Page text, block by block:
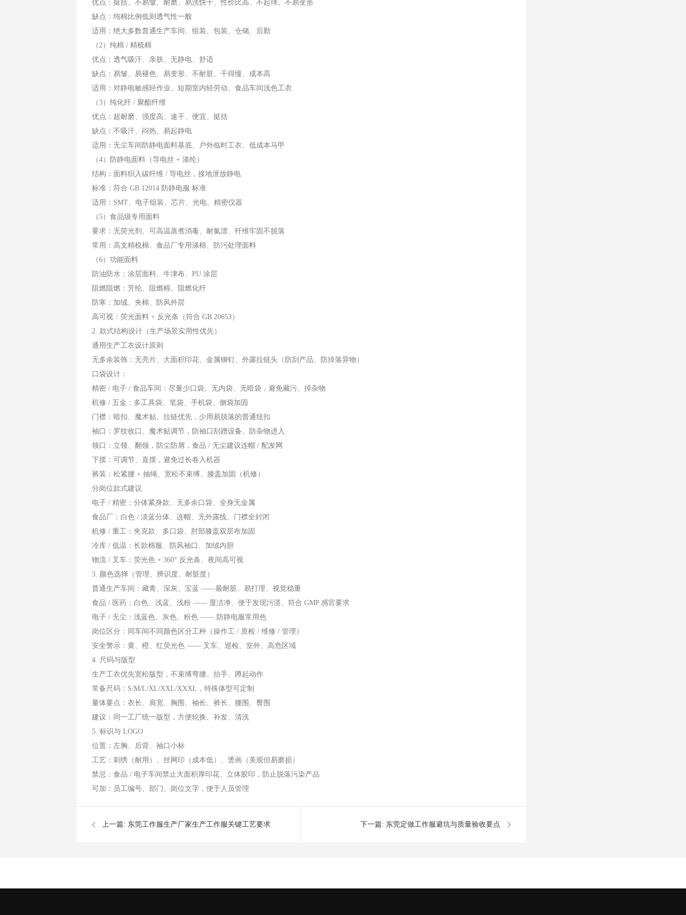
优点：挺括、不易皱、耐磨、易洗快干、性价比高、不起球、不易变形
缺点：纯棉比例低则透气性一般
适用：绝大多数普通生产车间、组装、包装、仓储、后勤
（2）纯棉 / 精梳棉
优点：透气吸汗、亲肤、无静电、舒适
缺点：易皱、易褪色、易变形、不耐脏、干得慢、成本高
适用：对静电敏感轻作业、短期室内轻劳动、食品车间浅色工衣
（3）纯化纤 / 聚酯纤维
优点：超耐磨、强度高、速干、便宜、挺括
缺点：不吸汗、闷热、易起静电
适用：无尘车间防静电面料基底、户外临时工衣、低成本马甲
（4）防静电面料（导电丝 + 涤纶）
结构：面料织入碳纤维 / 导电丝，接地泄放静电
标准：符合 GB 12014 防静电服 标准
适用：SMT、电子组装、芯片、光电、精密仪器
（5）食品级专用面料
要求：无荧光剂、可高温蒸煮消毒、耐氯漂、纤维牢固不脱落
常用：高支精梳棉、食品厂专用涤棉、防污处理面料
（6）功能面料
防油防水：涂层面料、牛津布、PU 涂层
阻燃阻燃：芳纶、阻燃棉、阻燃化纤
防寒：加绒、夹棉、防风外层
高可视：荧光面料 + 反光条（符合 GB 20653）
2. 款式结构设计（生产场景实用性优先）
通用生产工衣设计原则
无多余装饰：无亮片、大面积印花、金属铆钉、外露拉链头（防刮产品、防掉落异物）
口袋设计：
精密 / 电子 / 食品车间：尽量少口袋、无内袋、无暗袋，避免藏污、掉杂物
机修 / 五金：多工具袋、笔袋、手机袋、侧袋加固
门襟：暗扣、魔术贴、拉链优先，少用易脱落的普通纽扣
袖口：罗纹收口、魔术贴调节，防袖口刮蹭设备、防杂物进入
领口：立领、翻领，防尘防屑，食品 / 无尘建议连帽 / 配发网
下摆：可调节、直摆，避免过长卷入机器
裤装：松紧腰 + 抽绳、宽松不束缚、膝盖加固（机修）
分岗位款式建议
电子 / 精密：分体紧身款、无多余口袋、全身无金属
食品厂：白色 / 淡蓝分体、连帽、无外露线、门襟全封闭
机修 / 重工：夹克款、多口袋、肘部膝盖双层布加固
冷库 / 低温：长款棉服、防风袖口、加绒内胆
物流 / 叉车：荧光色 + 360° 反光条、夜间高可视
3. 颜色选择（管理、辨识度、耐脏度）
普通生产车间：藏青、深灰、宝蓝 ——最耐脏、易打理、视觉稳重
食品 / 医药：白色、浅蓝、浅粉 —— 显洁净、便于发现污渍、符合 GMP 感官要求
电子 / 无尘：浅蓝色、灰色、粉色 —— 防静电服常用色
岗位区分：同车间不同颜色区分工种（操作工 / 质检 / 维修 / 管理）
安全警示：黄、橙、红荧光色 —— 叉车、巡检、室外、高危区域
4. 尺码与版型
生产工衣优先宽松版型，不束缚弯腰、抬手、蹲起动作
常备尺码：S/M/L/XL/XXL/XXXL，特殊体型可定制
量体要点：衣长、肩宽、胸围、袖长、裤长、腰围、臀围
建议：同一工厂统一版型，方便轮换、补发、清洗
5. 标识与 LOGO
位置：左胸、后背、袖口小标
工艺：刺绣（耐用）、丝网印（成本低）、烫画（美观但易磨损）
禁忌：食品 / 电子车间禁止大面积厚印花、立体胶印，防止脱落污染产品
可加：员工编号、部门、岗位文字，便于人员管理
上一篇: 东莞工作服生产厂家生产工作服关键工艺要求 下一篇: 东莞定做工作服避坑与质量验收要点